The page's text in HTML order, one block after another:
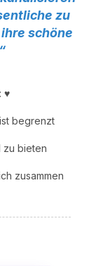
zu
schöne
: ♥
begrenzt
zu bieten
zusammen